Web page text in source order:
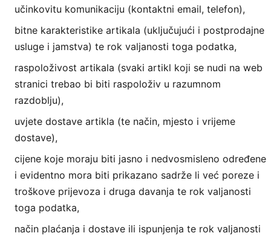
učinkovitu komunikaciju (kontaktni email, telefon),
bitne karakteristike artikala (uključujući i postprodajne
usluge i jamstva) te rok valjanosti toga podatka,
raspoloživost artikala (svaki artikl koji se nudi na web
stranici trebao bi biti raspoloživ u razumnom
razdoblju),
uvjete dostave artikla (te način, mjesto i vrijeme
dostave),
cijene koje moraju biti jasno i nedvosmisleno određene
i evidentno mora biti prikazano sadrže li već poreze i
troškove prijevoza i druga davanja te rok valjanosti
toga podatka,
način plaćanja i dostave ili ispunjenja te rok valjanosti